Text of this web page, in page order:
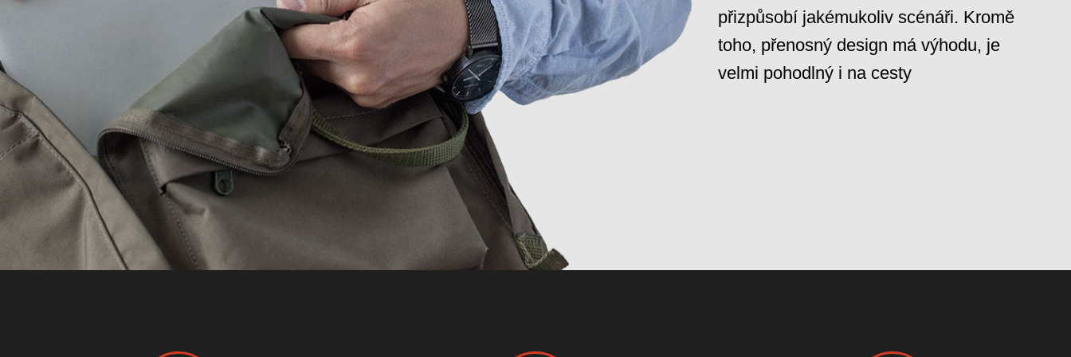
přizpůsobí jakémukoliv scénáři. Kromě
toho, přenosný design má výhodu, je
velmi pohodlný i na cesty